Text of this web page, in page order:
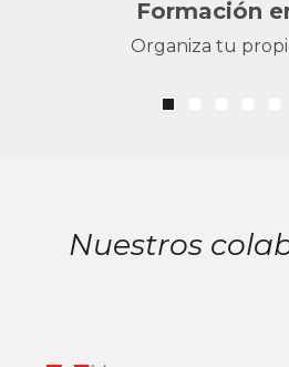
Formación
Organiza tu
Nuestros